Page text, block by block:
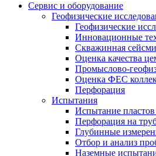
Сервис и оборудование
Геофизические
Геофизические
Инновационные
Скважинная
Оценка качества
Промыслово-
Оценка ФЕС
Перфорация
Испытания
Испытание пластов
Перфорация на
Глубинные
Отбор и анализ
Наземные